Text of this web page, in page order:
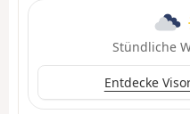
Stündliche
Entdecke